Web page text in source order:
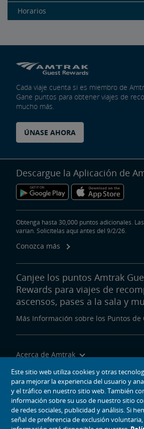
Horarios
Cada viaje cuenta si es miembro de
Gane puntos para obtener viajes de
mucho más.
ÚNASE AHORA
Descargue la Aplicación de
Obtenga hasta 30,000 puntos adicionales.
varían. Solicítelas aquí antes del 9/2/26.
Conozca más
Canjee los puntos Amtrak
Rewards para viajes de
ascensos, pases a la sala y
Más Información sobre los Puntos de
Acerca de Amtrak
Viajar con Nosotros
Herramientas del Sitio
Este sitio web utiliza cookies y otras
para mejorar la experiencia del usuario y
y el tráfico en nuestro sitio web. También
información sobre su uso de nuestro sitio
de redes sociales, publicidad y análisis. Si
señal de preferencia de exclusión